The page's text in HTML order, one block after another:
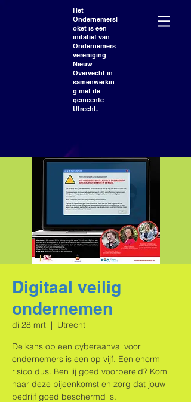
Het
Ondernemersl
oket is een
initatief van
Ondernemers
vereniging
Nieuw
Overvecht in
samenwerkin
g met de
gemeente
Utrecht.
Digitaal veilig
ondernemen
di 28 mrt
  |
Utrecht
De kans op een cyberaanval voor
ondernemers is een op vijf. Een enorm
risico dus. Ben jij goed voorbereid? Kom
naar deze bijeenkomst en zorg dat jouw
bedrijf goed beschermd is.